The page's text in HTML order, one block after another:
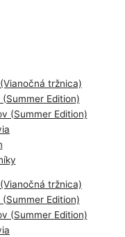
tržnica)
Edition)
(Summer Edition)
tržnica)
Edition)
(Summer Edition)